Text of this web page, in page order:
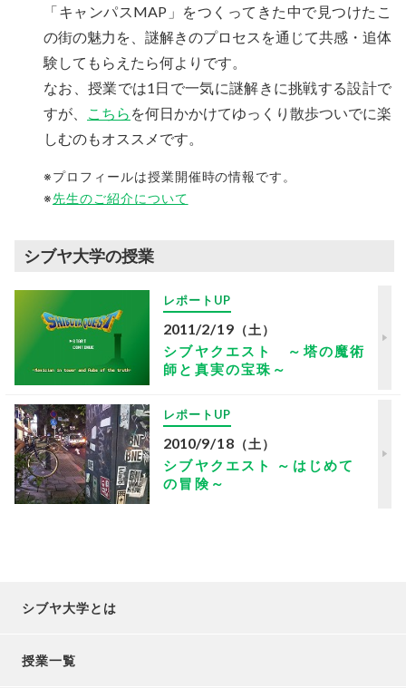
「キャンパスMAP」をつくってきた中で見つけたこ
の街の魅力を、謎解きのプロセスを通じて共感・追体
験してもらえたら何よりです。
なお、授業では1日で一気に謎解きに挑戦する設計で
すが、
こちら を何日かかけてゆっくり散歩ついでに楽
しむのもオススメです。
※プロフィールは授業開催時の情報です。
※先生のご紹介について
シブヤ大学の授業
レポートUP
2011 /2/19 （土）
シブヤクエスト ～塔の魔術
師と真実の宝珠～
レポートUP
2010/9/18 （土）
シブヤクエスト ～はじめて
の冒険～
シブヤ大学とは
授業一覧